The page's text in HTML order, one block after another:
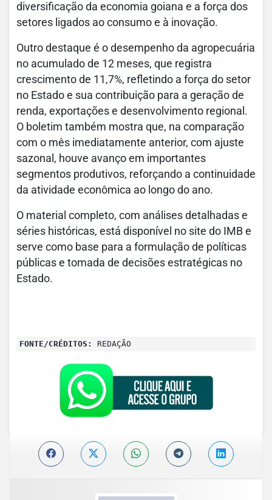
diversificação da economia goiana e a força dos
setores ligados ao consumo e à inovação.
Outro destaque é o desempenho da agropecuária
no acumulado de 12 meses, que registra
crescimento de 11,7%, refletindo a força do setor
no Estado e sua contribuição para a geração de
renda, exportações e desenvolvimento regional.
O boletim também mostra que, na comparação
com o mês imediatamente anterior, com ajuste
sazonal, houve avanço em importantes
segmentos produtivos, reforçando a continuidade
da atividade econômica ao longo do ano.
O material completo, com análises detalhadas e
séries históricas, está disponível no site do IMB e
serve como base para a formulação de políticas
públicas e tomada de decisões estratégicas no
Estado.
FONTE/CRÉDITOS: REDAÇÃO